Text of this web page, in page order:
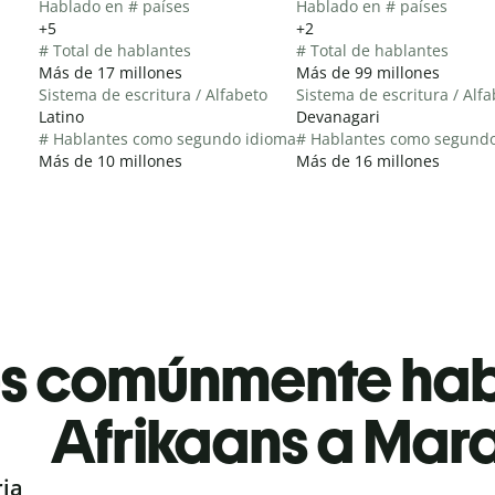
Hablado en # países
+5
# Total de hablantes
Más de 17 millones
Sistema de escritura / Alfabeto
Latino
# Hablantes como segundo idioma
Más de 10 millones
Hablado en # países
+2
# Total de hablantes
Más de 99 millones
Sistema de escritura /
Devanagari
# Hablantes como
Más de 16 millones
comúnmente
Afrikaans a